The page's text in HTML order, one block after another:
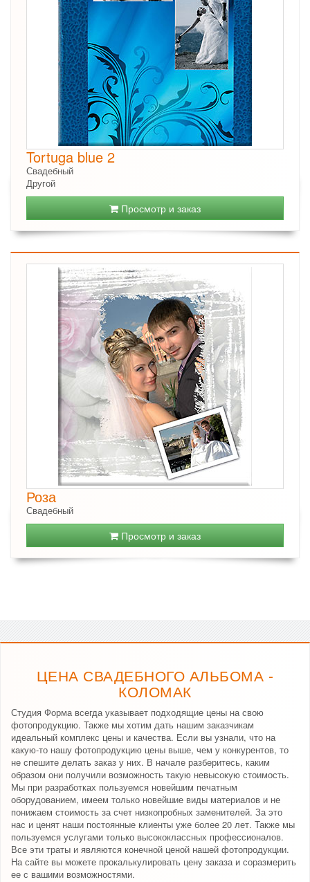
Tortuga blue 2
Свадебный
Другой
Просмотр и заказ
Роза
Свадебный
Просмотр и заказ
ЦЕНА СВАДЕБНОГО АЛЬБОМА -
КОЛОМАК
Студия Форма всегда указывает подходящие цены на свою
фотопродукцию. Также мы хотим дать нашим заказчикам
идеальный комплекс цены и качества. Если вы узнали, что на
какую-то нашу фотопродукцию цены выше, чем у конкурентов, то
не спешите делать заказ у них. В начале разберитесь, каким
образом они получили возможность такую невысокую стоимость.
Мы при разработках пользуемся новейшим печатным
оборудованием, имеем только новейшие виды материалов и не
понижаем стоимость за счет низкопробных заменителей. За это
нас и ценят наши постоянные клиенты уже более 20 лет. Также мы
пользуемся услугами только высококлассных профессионалов.
Все эти траты и являются конечной ценой нашей фотопродукции.
На сайте вы можете прокалькулировать цену заказа и соразмерить
ее с вашими возможностями.